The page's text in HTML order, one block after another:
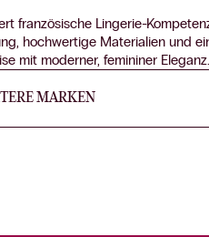
französische Lingerie-
hochwertige Materialien und
mit moderner, femininer Eleganz.
MARKEN